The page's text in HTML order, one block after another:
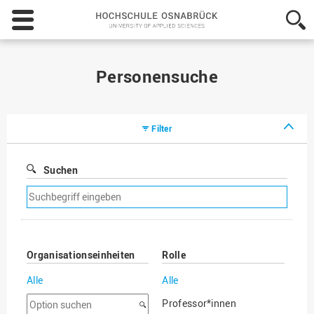
Hochschule
Osnabrück
-
Personensuche
Filter
Suchen
Suchfilter
entfernen
Organisationseinheiten
Alle
Option
Rolle
Alle
Professor*innen